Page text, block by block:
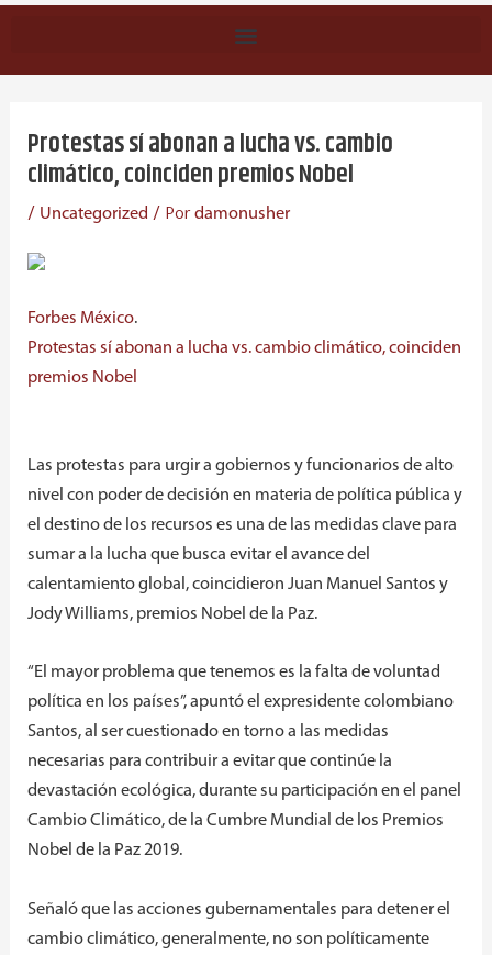
Protestas sí abonan a lucha vs. cambio
climático, coinciden premios Nobel
/ Uncategorized / Pordamonusher
Forbes México.
Protestas sí abonan a lucha vs. cambio climático, coinciden
premios Nobel
Las protestas para urgir a gobiernos y funcionarios de alto
nivel con poder de decisión en materia de política pública y
el destino de los recursos es una de las medidas clave para
sumar a la lucha que busca evitar el avance del
calentamiento global, coincidieron Juan Manuel Santos y
Jody Williams, premios Nobel de la Paz.
“El mayor problema que tenemos es la falta de voluntad
política en los países”, apuntó el expresidente colombiano
Santos, al ser cuestionado en torno a las medidas
necesarias para contribuir a evitar que continúe la
devastación ecológica, durante su participación en el panel
Cambio Climático, de la Cumbre Mundial de los Premios
Nobel de la Paz 2019.
Señaló que las acciones gubernamentales para detener el
cambio climático, generalmente, no son políticamente
entradas